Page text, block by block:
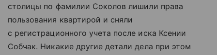
столицы по фамилии Соколов лишили права
пользования квартирой и сняли
с регистрационного учета после иска Ксении
Собчак. Никакие другие детали дела при этом